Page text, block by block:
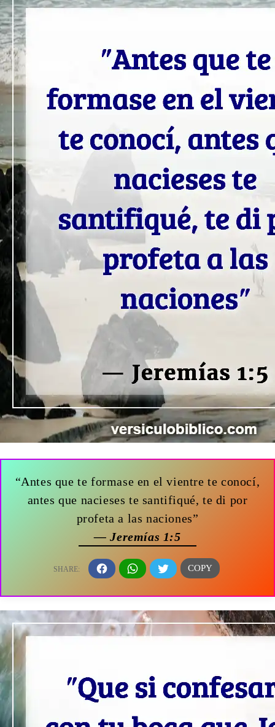
“Antes que te formase en el vientre te conocí,
antes que nacieses te santifiqué, te di por
profeta a las naciones”
— Jeremías 1:5